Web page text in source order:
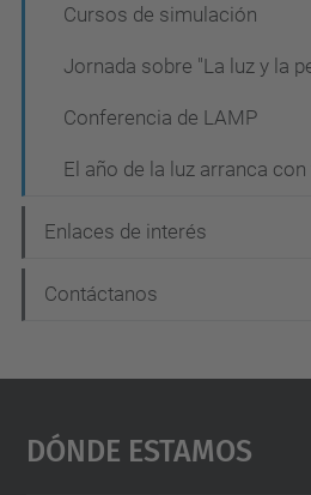
Cursos de simulación
Jornada sobre "La luz y la
Conferencia de LAMP
El año de la luz arranca
Enlaces de interés
Contáctanos
Dónde Estamos